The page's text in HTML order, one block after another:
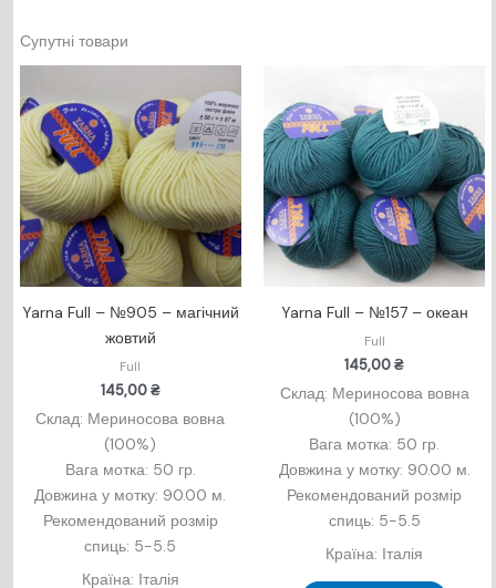
Супутні товари
Yarna Full – №905 – магічний
жовтий
Full
145,00₴
Склад: Мериносова вовна
(100%)
Вага мотка: 50 гр.
Довжина у мотку: 90.00 м.
Рекомендований розмір
спиць: 5-5.5
Країна: Італія
Yarna Full – №157 – океан
Full
145,00₴
Склад: Мериносова вовна
(100%)
Вага мотка: 50 гр.
Довжина у мотку: 90.00 м.
Рекомендований розмір
спиць: 5-5.5
Країна: Італія